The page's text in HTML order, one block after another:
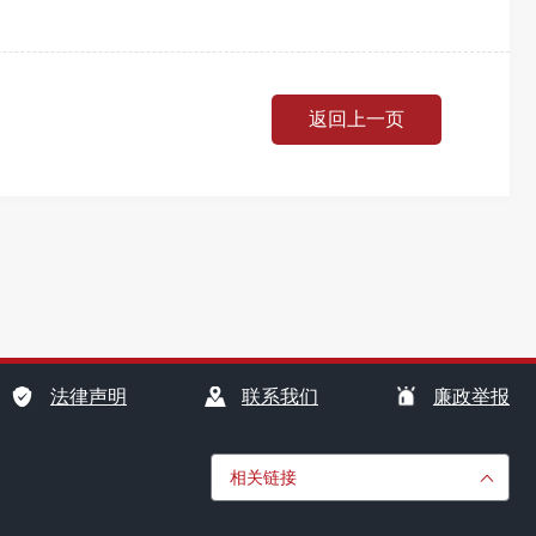
返回上一页
法律声明 联系我们 廉政举报
相关链接